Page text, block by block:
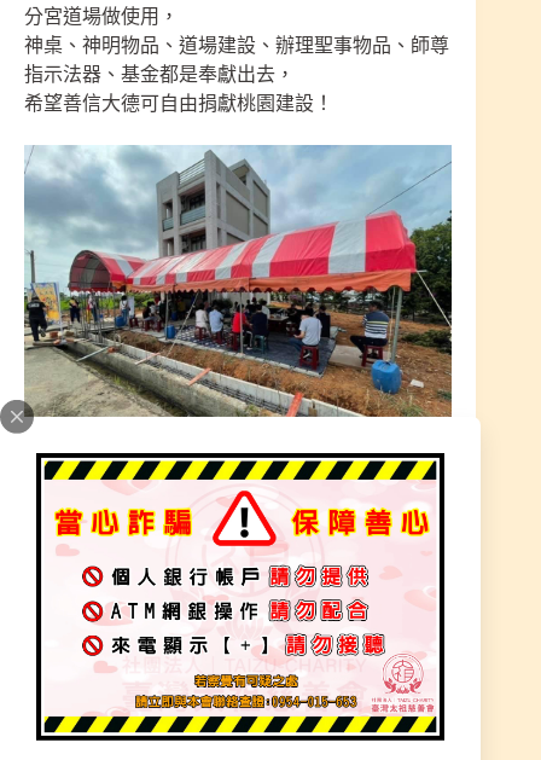
分宮道場做使用，
神桌、神明物品、道場建設、辦理聖事物品、師尊
指示法器、基金都是奉獻出去，
希望善信大德可自由捐獻桃園建設！
【本宮沒有財團贊助，一律單純靠自己實力】
各位師兄師姐工作生活都是在(台南)，桃園這間道
場奉獻給信眾、職員服務住宿、
師父辦理聖事、神明道場所用(並非自己所用)，師
父每禮拜『二、四』會在桃園辦理聖事，
在台南道場辦理『六、日』，南北跑來跑去、很辛
苦護持著！